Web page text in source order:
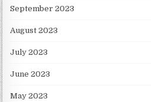
September 2023
August 2023
July 2023
June 2023
May 2023